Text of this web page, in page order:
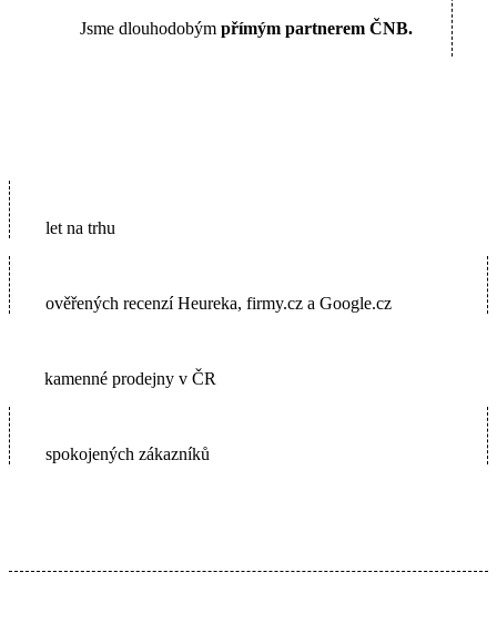
Jsme dlouhodobým přímým partnerem ČNB.
let na trhu
ověřených recenzí Heureka, firmy.cz a Google.cz
kamenné prodejny v ČR
spokojených zákazníků